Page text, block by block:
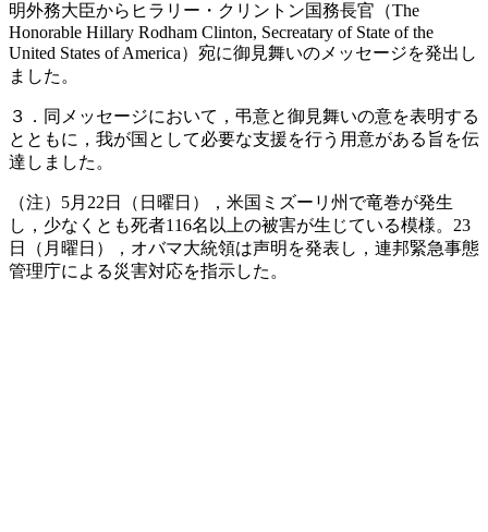
明外務大臣からヒラリー・クリントン国務長官（The
Honorable Hillary Rodham Clinton, Secreatary of State of the
United States of America）宛に御見舞いのメッセージを発出し
ました。
３．同メッセージにおいて，弔意と御見舞いの意を表明する
とともに，我が国として必要な支援を行う用意がある旨を伝
達しました。
（注）5月22日（日曜日），米国ミズーリ州で竜巻が発生
し，少なくとも死者116名以上の被害が生じている模様。23
日（月曜日），オバマ大統領は声明を発表し，連邦緊急事態
管理庁による災害対応を指示した。